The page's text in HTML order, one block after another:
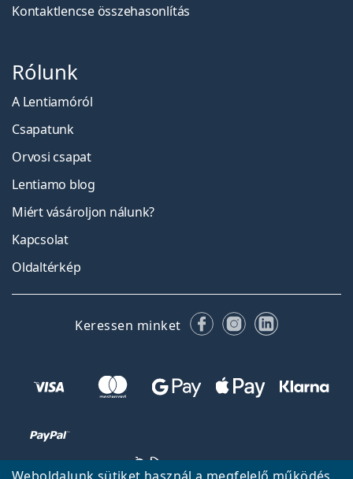
Kontaktlencse összehasonlítás
Rólunk
A Lentiamóról
Csapatunk
Orvosi csapat
Lentiamo blog
Miért vásároljon nálunk?
Kapcsolat
Oldaltérkép
Keressen minket FacebookInstagram
LinkedIn